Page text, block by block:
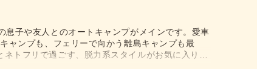
息子や友人とのオートキャンプがメインです。愛車
ャンプも、フェリーで向かう離島キャンプも最
ネトフリで過ごす、脱力系スタイルがお気に入りで